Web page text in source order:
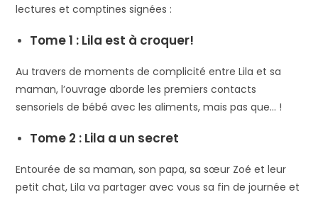
lectures et comptines signées :
Tome 1 : Lila est à croquer!
Au travers de moments de complicité entre Lila et sa
maman, l’ouvrage aborde les premiers contacts
sensoriels de bébé avec les aliments, mais pas que… !
Tome 2 : Lila a un secret
Entourée de sa maman, son papa, sa sœur Zoé et leur
petit chat, Lila va partager avec vous sa fin de journée et